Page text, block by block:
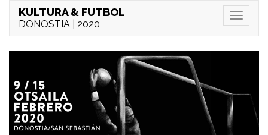
Menu
KULTURA & FUTBOL
DONOSTIA | 2020
es
korner